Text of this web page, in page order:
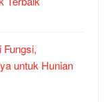
Fungsi,
untuk Hunian